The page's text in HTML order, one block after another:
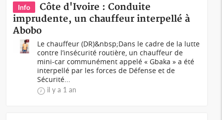
Info
Côte d'Ivoire : Conduite
imprudente, un chauffeur interpellé à
Abobo
Le chauffeur (DR)&nbsp;Dans le cadre de la lutte
contre l’insécurité routière, un chauffeur de
mini-car communément appelé « Gbaka » a été
interpellé par les forces de Défense et de
Sécurité...
il y a 1 an